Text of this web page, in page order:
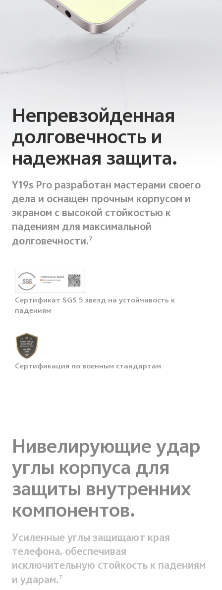
Непревзойденная
долговечностьи
надежная защита.
Y19s Pro разработан мастерами своего
дела и оснащен прочным корпусом и
экраном с высокой стойкостью к
падениям для максимальной
долговечности.7
Сертификат SGS 5 звезд на устойчивость к
падениям
Сертификация по военным стандартам
Нивелирующие удар
углы корпуса для
защиты внутренних
компонентов.
Усиленные углы защищают края
телефона, обеспечивая
исключительную стойкость к падениям
и ударам.7